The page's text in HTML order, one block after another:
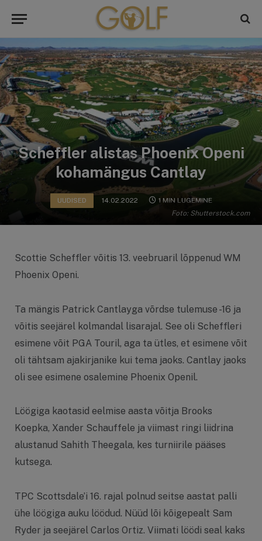
Foto: Shutterstock.com
Scheffler alistas Phoenix Openi
kohamängus Cantlay
UUDISED 14.02.2022 1 MIN LUGEMINE
Scottie Scheffler võitis 13. veebruaril lõppenud WM
Phoenix Openi.
Ta mängis Patrick Cantlayga võrdse tulemuse -16 ja
võitis seejärel kolmandal lisarajal. See oli Scheffleri
esimene võit PGA Touril, aga ta ütles, et esimene võit
oli tähtsam ajakirjanike kui tema jaoks. Cantlay jaoks
oli see esimene osalemine Phoenix Openil.
Löögiga kaotasid eelmise aasta võitja Brooks
Koepka, Xander Schauffele ja viimast ringi liidrina
alustanud Sahith Theegala, kes turniirile pääses
kutsega.
TPC Scottsdale’i 16. rajal polnud seitse aastat palli
ühe löögiga auku löödud. Nüüd lõi kõigepealt Sam
Ryder ja seejärel Carlos Ortiz. Viimati löödi seal kaks